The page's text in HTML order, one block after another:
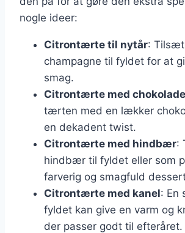
nogle ideer:
Citrontærte til nytår:
champagne til fyldet for at
smag.
Citrontærte med
tærten med en lækker
en dekadent twist.
Citrontærte med hindbær:
hindbær til fyldet eller som
farverig og smagfuld
Citrontærte med kanel: En
fyldet kan give en varm og
der passer godt til efteråret.